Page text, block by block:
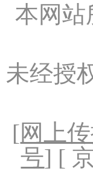
本网站
未经授
[网上
号] [